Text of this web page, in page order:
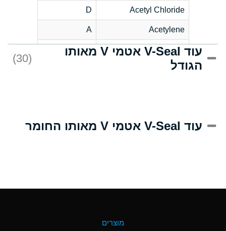
Acetyl Chloride
D
Acetylene
A
Acrlylonitrile
D
Adipic Acid
(Aqueous)
עוד V-Seal אטמי V מאותו
הגודל
(30)
עוד V-Seal אטמי V מאותו החומר
מוצרים